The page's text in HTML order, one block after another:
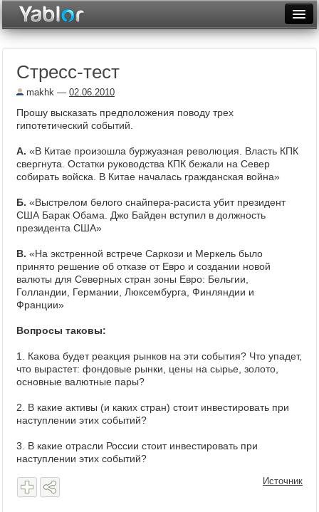
Архив
Видеотоп
Стресс-тест
makhk — 02.06.2010
Прошу высказать предположения поводу трех
гипотетический событий.
A. «В Китае произошла буржуазная революция. Власть КПК
свергнута. Остатки руководства КПК бежали на Север
собирать войска. В Китае началась гражданская война»
Б. «Выстрелом белого снайпера-расиста убит президент
США Барак Обама. Джо Байден вступил в должность
президента США»
В. «На экстренной встрече Саркози и Меркель было
принято решение об отказе от Евро и создании новой
валюты для Северных стран зоны Евро: Бельгии,
Голландии, Германии, Люксембурга, Финляндии и
Франции»
Вопросы таковы:
1. Какова будет реакция рынков на эти события? Что упадет,
что вырастет: фондовые рынки, цены на сырье, золото,
основные валютные пары?
2. В какие активы (и каких стран) стоит инвестировать при
наступлении этих событий?
3. В какие отрасли России стоит инвестировать при
наступлении этих событий?
Источник